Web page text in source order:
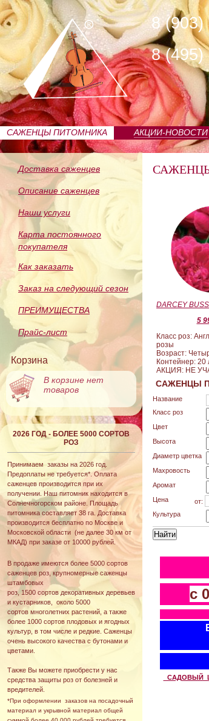
8 (903)
8 (495)
САЖЕНЦЫ ПИТОМНИКА АКЦИИ-НОВОСТИ
Доставка саженцев
Описание саженцев
Наши услуги
Карта постоянного
покупателя
Как заказать
Заказ на следующий сезон
ПРЕИМУЩЕСТВА
Прайс-лист
Корзина
В корзине нет
товаров
2026 ГОД - БОЛЕЕ 5000 СОРТОВ
РОЗ
Принимаем заказы на 2026 год.
Предоплаты не требуется*. Оплата
саженцев производится при их
получении. Наш питомник находится в
Солнечногорском районе. Площадь
питомника составляет 38 га. Доставка
производится бесплатно по Москве и
Московской области (не далее 30 км от
МКАД) при заказе от 10000 рублей.
В продаже имеются более 5000 сортов
саженцев роз, крупномерные саженцы
штамбовых
роз, 1500 сортов декоративных деревьев
и кустарников, около 5000
сортов многолетних растений, а также
более 1000 сортов плодовых и ягодных
культур, в том числе и редкие. Саженцы
очень высокого качества с бутонами и
цветами.
Также Вы можете приобрести у нас
средства защиты роз от болезней и
вредителей.
*При оформлении заказов на посадочный
материал и укрывной материал общей
5
Класс роз:
розы
Возраст:
Контейнер: 20
АКЦИЯ: НЕ
САЖЕНЦЫ
Название
Класс роз
Цвет
Высота
Диаметр цветка
Махровость
Аромат
Цена
от:
Культура
с
САДОВЫЙ